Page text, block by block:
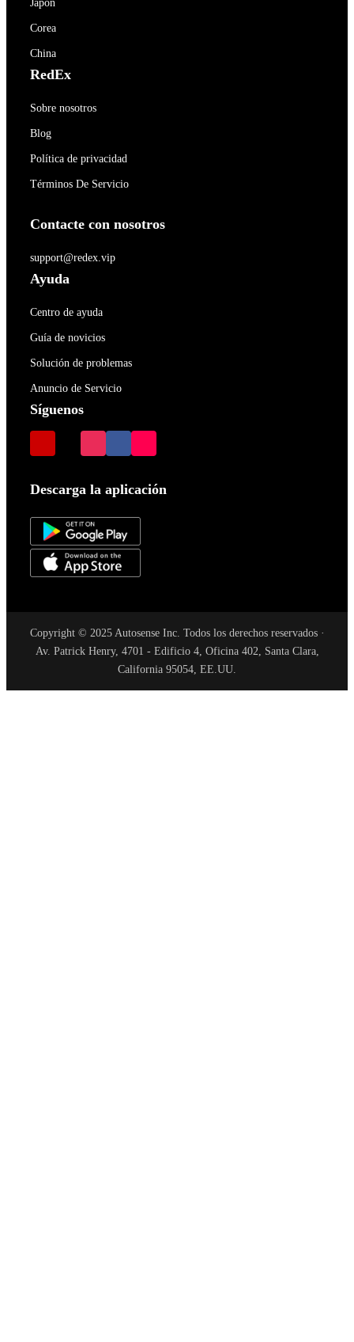
Japón
Corea
China
RedEx
Sobre nosotros
Blog
Política de privacidad
Términos De Servicio
Contacte con nosotros
support@redex.vip
Ayuda
Centro de ayuda
Guía de novicios
Solución de problemas
Anuncio de Servicio
Síguenos
Descarga la aplicación
Copyright © 2025 Autosense Inc. Todos los derechos reservados ·
Av. Patrick Henry, 4701 - Edificio 4, Oficina 402, Santa Clara,
California 95054, EE.UU.